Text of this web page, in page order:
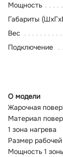
Мощность
Габариты
Вес
Подключение
О модели
Жарочная
Материал
1 зона нагрева
Размер
Мощность 1